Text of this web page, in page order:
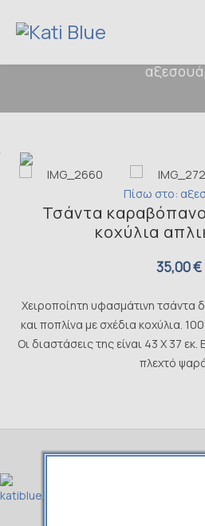
Πίσω στο:
Τσάντα
κοχύλια
35,00 €
Χειροποίητη υφασμάτινη τσάντα
και ποπλίνα με σχέδια κοχύλια.
Οι διαστάσεις της είναι 43 Χ 37 εκ.
πλεχτό